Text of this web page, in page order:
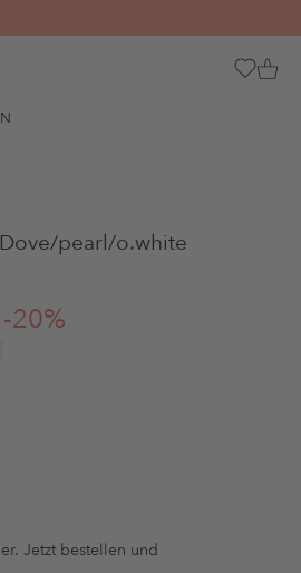
pearl/o.white
-20%
Jetzt bestellen und